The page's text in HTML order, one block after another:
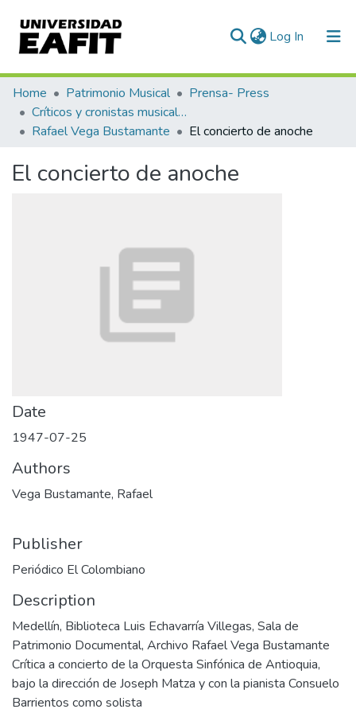
Log In (current)
Communities & Collections
All of DSpace
Home Patrimonio Musical
Prensa- Press
Críticos y cronistas musicales
Rafael Vega Bustamante
El concierto de anoche
El concierto de anoche
Date
1947-07-25
Authors
Vega Bustamante, Rafael
Publisher
Periódico El Colombiano
Description
Medellín, Biblioteca Luis Echavarría Villegas, Sala de
Patrimonio Documental, Archivo Rafael Vega Bustamante
Crítica a concierto de la Orquesta Sinfónica de Antioquia,
bajo la dirección de Joseph Matza y con la pianista Consuelo
Barrientos como solista